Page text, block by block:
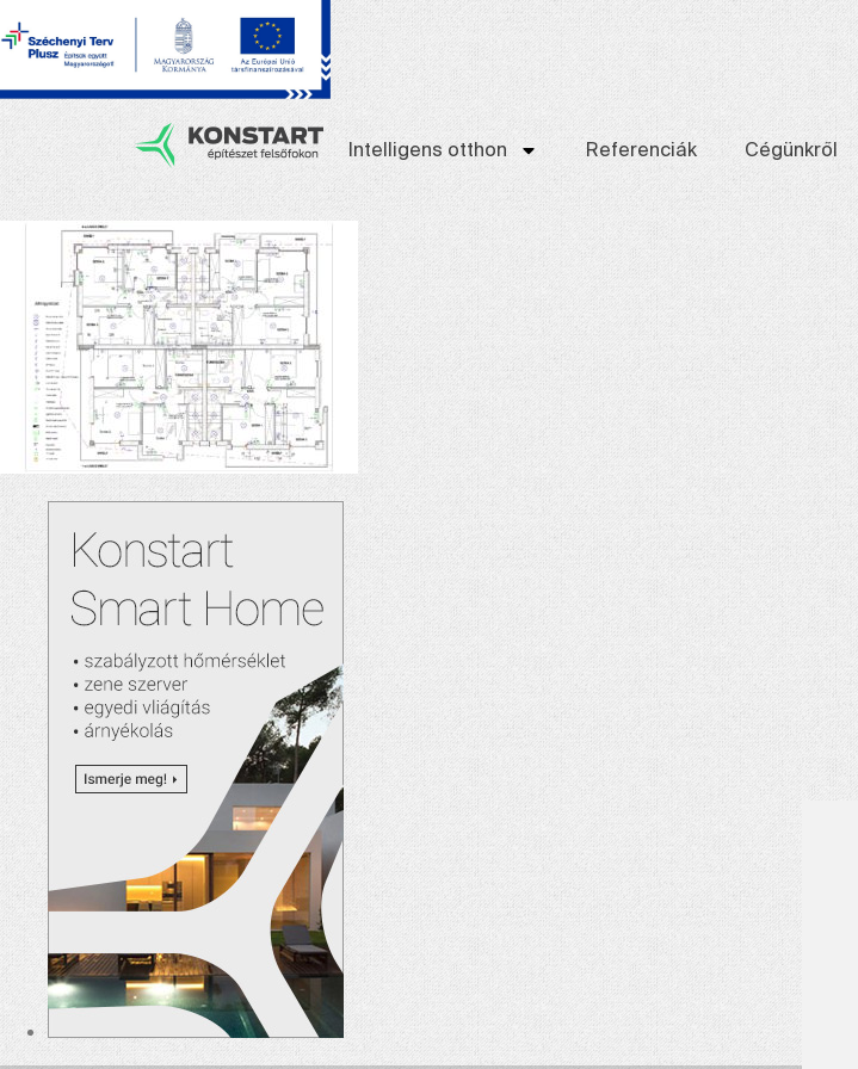
Intelligens otthon Referenciák Cégünkről